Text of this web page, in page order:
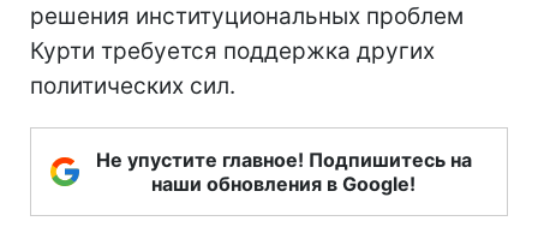
решения институциональных проблем
Курти требуется поддержка других
политических сил.
Не упустите главное! Подпишитесь на
наши обновления в Google!